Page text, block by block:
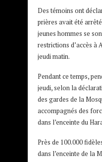
Des témoins ont
prières avait été
jeunes hommes se
restrictions d’accès à
jeudi matin.
Pendant ce temps,
jeudi, selon la
des gardes de la
accompagnés des
dans l’enceinte du
Près de 100.000
dans l’enceinte de la